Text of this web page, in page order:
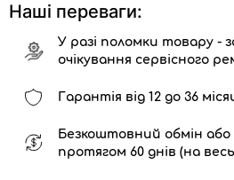
Наші переваги:
У разі поломки товару -
очікування сервісного
Гарантія від 12 до 36
Безкоштовний обмін
протягом 60 днів (на